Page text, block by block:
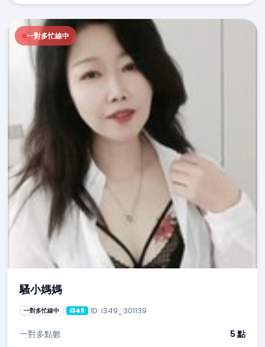
一對多忙線中
騷小媽媽
一對多忙線中 i349 ID: i349_301139
一對多點數 5 點